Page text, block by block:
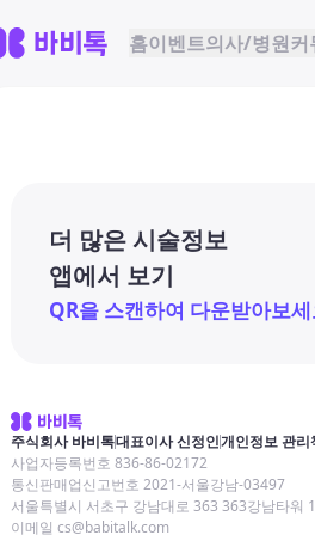
홈이벤트의사/병원커
더 많은 시술정보
앱에서 보기
QR을 스캔하여 다운받아보세
주식회사 바비톡대표이사 신정인개인정보 관리
사업자등록번호 836-86-02172
통신판매업신고번호 2021-서울강남-03497
서울특별시 서초구 강남대로 363 363강남타워
이메일 cs@babitalk.com